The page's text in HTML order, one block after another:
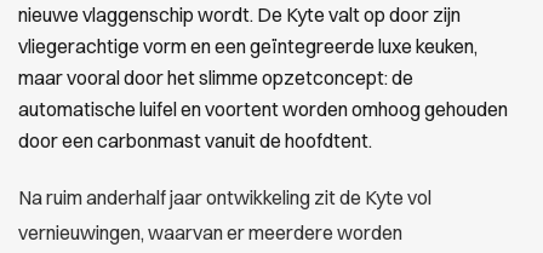
nieuwe vlaggenschip wordt. De Kyte valt op door zijn
vliegerachtige vorm en een geïntegreerde luxe keuken,
maar vooral door het slimme opzetconcept: de
automatische luifel en voortent worden omhoog gehouden
door een carbonmast vanuit de hoofdtent.
Na ruim anderhalf jaar ontwikkeling zit de Kyte vol
vernieuwingen, waarvan er meerdere worden